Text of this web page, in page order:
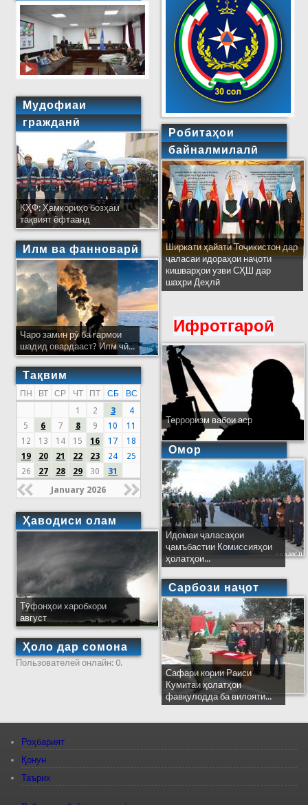
Мудофиаи
гражданӣ
КҲФ: Ҳамкориҳо бозҳам
тақвият ёфтаанд
Илм ва фанноварӣ
Чаро замин рӯ ба гармои
шадид овардааст? Илм чӣ...
Тақвим
ПН ВТ СР ЧТ ПТ СБ
ВС
1
2 3
4
5
6 7 8 9 10
11
12
13 14 15 16 17
18
19
20 21 22 23 24
25
26
27 28 29 30 31
January 2026
Ҳаводиси олам
Тӯфонҳои харобкори
август
Ҳоло дар сомона
Пользователей онлайн: 0.
Робитаҳои
байналмилалӣ
Ширкати ҳайати Тоҷикистон дар
ҷаласаи идораҳои наҷоти
кишварҳои узви СҲШ дар
шаҳри Деҳлӣ
Ифротгароӣ
Терроризм вабои аср
Омор
Идомаи ҷаласаҳои
ҷамъбастии Комиссияҳои
ҳолатҳои...
Сарбози наҷот
Сафари кории Раиси
Кумитаи ҳолатҳои
фавқулодда ба вилояти...
Роҳбарият
Қонун
Таърих